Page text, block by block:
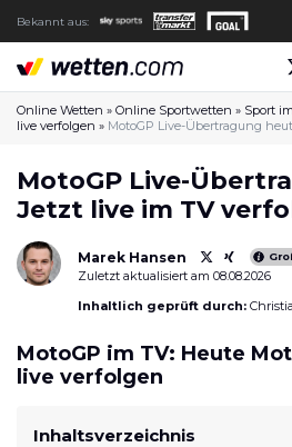
Bekannt aus:
Die wetten.com Redaktion
So bewerten wir die Anbieter
wetten.com auf YouTube
Über Uns
Schreiber gesucht
Verantwortungsvolles Spielen
Glücksspiel-Regulierung in
Online Wetten » Online Sportwetten » Sport
live verfolgen » MotoGP Live-Übertragung
MotoGP Live-
Jetzt live im TV
Marek Hansen
Loading ...
Zuletzt aktualisiert am 08.08.2026
Inhaltlich geprüft durch:
MotoGP im TV: Heute
live verfolgen
Inhaltsverzeichnis